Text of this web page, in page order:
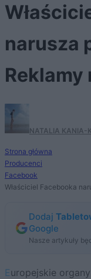
narusza
NATALIA KANIA-
Strona główna
Producenci
Facebook
Właściciel Facebooka
Dodaj
Google
Nasze artykuły
Europejskie organy przesłały list do Mety, w którym